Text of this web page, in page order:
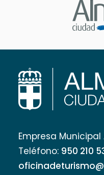
Empresa
Teléfono: 950 210